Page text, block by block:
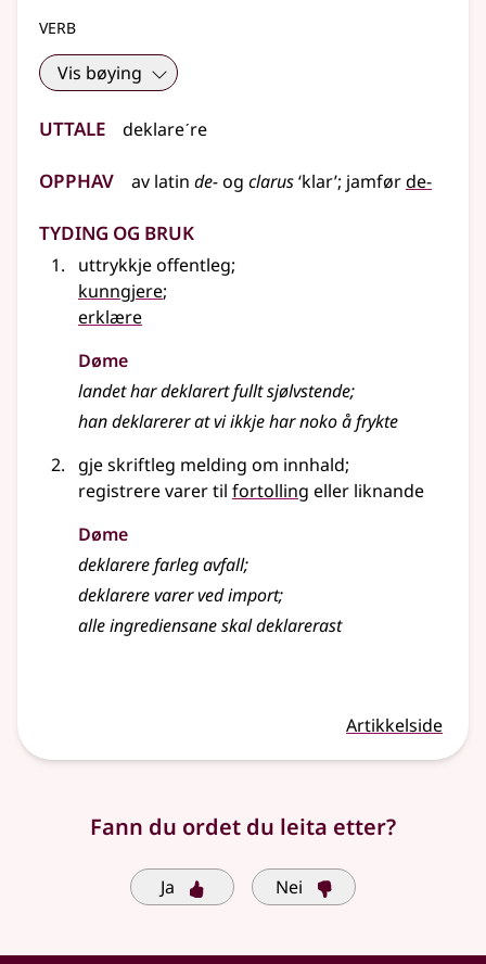
verb
Vis bøying
Uttale deklareˊre
Opphav av latin de-og clarus‘klar’; jamførde-
Tyding og bruk
uttrykkje offentleg;
kunngjere;
erklære
Døme
landet har deklarert fullt sjølvstende;
han deklarerer at vi ikkje har noko å frykte
gje skriftleg melding om innhald;
registrere varer til fortolling eller liknande
Døme
deklarere farleg avfall;
deklarere varer ved import;
alle ingrediensane skal deklarerast
Artikkelside
Fann du ordet du leita etter?
Ja Nei